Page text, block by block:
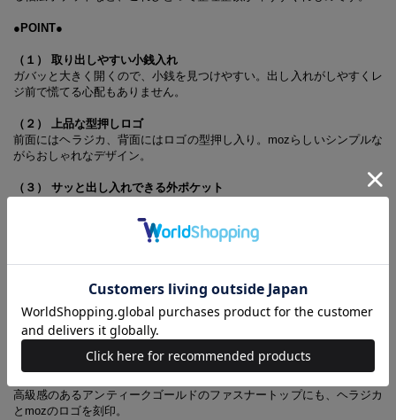
●POINT●
（１） 取り出しやすい小銭入れ
ガバッと大きく開くので、小銭を見つけやすい。出し入れがしやすくレ
ジ前で慌てる心配もありません。
（２） 上品な型押しロゴ
前面にはヘラジカ、背面にはロゴの型押し入り。mozらしいシンプルな
がらおしゃれなデザイン。
（３） サッと出し入れできる外ポケット
ここに入れると便利です。
クレジットカードや保険証など、散らかりやすいカードが綺麗に収納で
きる豊富なカードポケット。
（５） 整理整頓が叶う4層構造
通帳やお札がすっぽり入る幅広のポケット。マチがあるので、複数枚入
高級感のあるアンティークゴールドのファスナートップにも、ヘラジカ
とmozのロゴを刻印。